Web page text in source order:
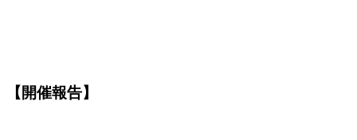
【開催報告】